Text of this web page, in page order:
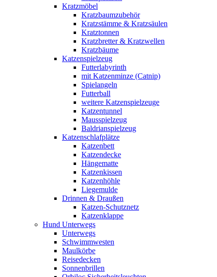
Kratzmöbel
Kratzbaumzubehör
Kratzstämme & Kratzsäulen
Kratztonnen
Kratzbretter & Kratzwellen
Kratzbäume
Katzenspielzeug
Futterlabyrinth
mit Katzenminze (Catnip)
Spielangeln
Futterball
weitere Katzenspielzeuge
Katzentunnel
Mausspielzeug
Baldrianspielzeug
Katzenschlafplätze
Katzenbett
Katzendecke
Hängematte
Katzenkissen
Katzenhöhle
Liegemulde
Drinnen & Draußen
Katzen-Schutznetz
Katzenklappe
Hund Unterwegs
Unterwegs
Schwimmwesten
Maulkörbe
Reisedecken
Sonnenbrillen